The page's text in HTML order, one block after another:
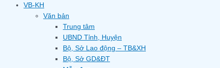
VB-KH
Văn bản
Trung tâm
UBND Tỉnh, Huyện
Bộ, Sở Lao động – TB&XH
Bộ, Sở GD&ĐT